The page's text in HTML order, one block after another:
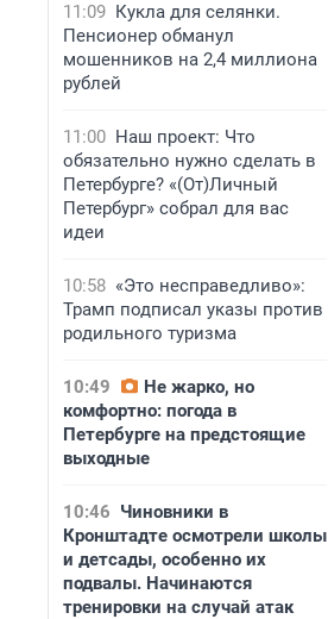
11:09 Кукла для селянки.
Пенсионер обманул
мошенников на 2,4 миллиона
рублей
11:00 Наш проект: Что
обязательно нужно сделать в
Петербурге? «(От)Личный
Петербург» собрал для вас
идеи
10:58 «Это несправедливо»:
Трамп подписал указы против
родильного туризма
10:49
Не жарко, но
комфортно: погода в
Петербурге на предстоящие
выходные
10:46 Чиновники в
Кронштадте осмотрели школы
и детсады, особенно их
подвалы. Начинаются
тренировки на случай атак